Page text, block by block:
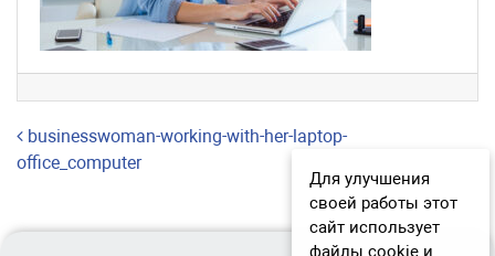
Навигация по записям
businesswoman-working-with-her-laptop-
office_computer
Для улучшения
своей работы этот
сайт использует
файлы cookie и